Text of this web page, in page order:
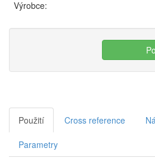
Výrobce:
Použití Cross reference
Parametry